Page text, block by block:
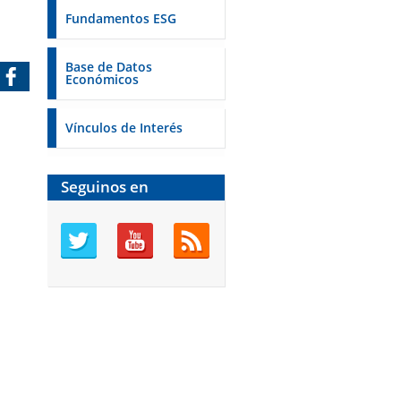
Fundamentos ESG
Base de Datos
Económicos
Vínculos de Interés
Seguinos en